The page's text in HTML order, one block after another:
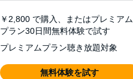
￥2,800 で購入、またはプレミアム
プラン30日間無料体験で試す
プレミアムプラン聴き放題対象
無料体験を試す